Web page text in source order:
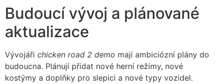
Budoucí vývoj a plánované
aktualizace
Vývojáři chicken road 2 demo mají ambiciózní plány do
budoucna. Plánují přidat nové herní režimy, nové
kostýmy a doplňky pro slepici a nové typy vozidel.